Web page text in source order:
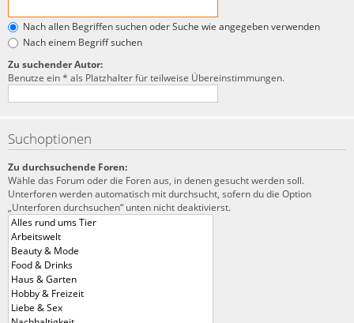
Nach allen Begriffen suchen oder Suche wie angegeben verwenden
Nach einem Begriff suchen
Zu suchender Autor:
Benutze ein * als Platzhalter für teilweise Übereinstimmungen.
Suchoptionen
Zu durchsuchende Foren:
Wähle das Forum oder die Foren aus, in denen gesucht werden soll.
Unterforen werden automatisch mit durchsucht, sofern du die Option
„Unterforen durchsuchen“ unten nicht deaktivierst.